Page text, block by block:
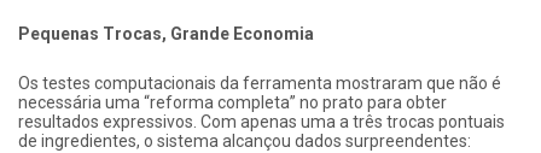
Pequenas Trocas, Grande Economia
Os testes computacionais da ferramenta mostraram que não é
necessária uma “reforma completa” no prato para obter
resultados expressivos. Com apenas uma a três trocas pontuais
de ingredientes, o sistema alcançou dados surpreendentes: